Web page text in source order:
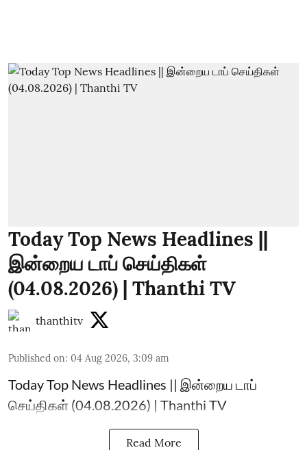
Today Top News Headlines ||
இன்றைய டாப் செய்திகள்
(04.08.2026) | Thanthi TV
thanthitv
Published on: 04 Aug 2026, 3:09 am
Today Top News Headlines || இன்றைய டாப்
செய்திகள் (04.08.2026) | Thanthi TV
Read More